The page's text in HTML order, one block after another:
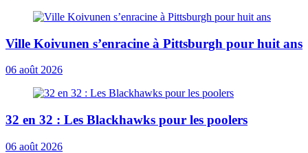
Ville Koivunen s’enracine à Pittsburgh pour huit ans
06 août 2026
32 en 32 : Les Blackhawks pour les poolers
06 août 2026